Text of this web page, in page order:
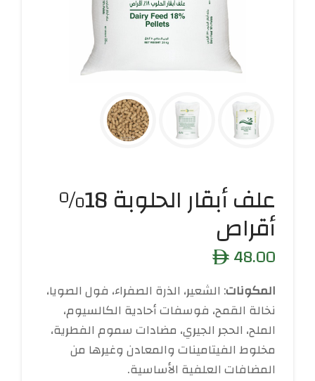
علف أبقار الحلوبة 18%
أقراص
ê48.00
المكونات: الشعير، الذرة الصفراء، فول الصويا،
نخالة القمح، فوسفات أحادية الكالسيوم،
الملح، الحجر الجيري، مضادات سموم الفطرية،
مخلوط الفيتامينات والمعادن وغيرها من
المضافات العلفية الأساسية.